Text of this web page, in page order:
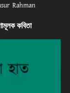
Rahman
কবিতা